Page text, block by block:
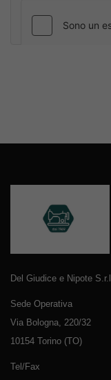
Del Giudice e Nipote S.r.l.
Sede Operativa
Via Bologna, 220/32
10154 Torino (TO)
Tel/Fax